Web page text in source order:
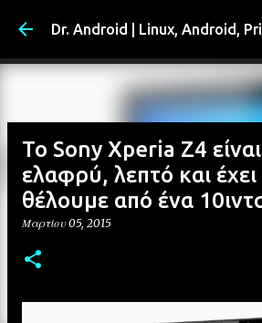
Μετάβαση στο κύριο
Dr. Android | Linux, Android,
Το Sony Xperia Z4
ελαφρύ, λεπτό και
θέλουμε από ένα
Μαρτίου 05, 2015